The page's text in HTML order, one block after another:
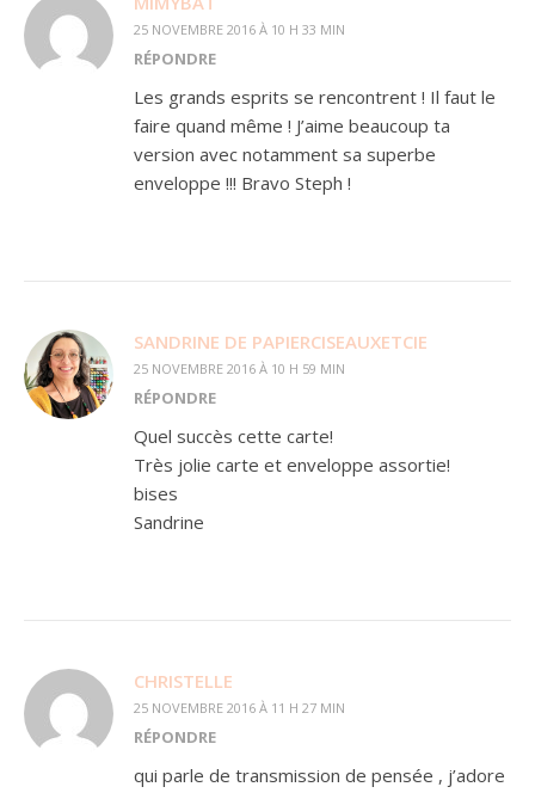
25 NOVEMBRE 2016 À 10 H 33 MIN
RÉPONDRE
Les grands esprits se rencontrent ! Il faut le
faire quand même ! J’aime beaucoup ta
version avec notamment sa superbe
enveloppe !!! Bravo Steph !
SANDRINE DE PAPIERCISEAUXETCIE
25 NOVEMBRE 2016 À 10 H 59 MIN
RÉPONDRE
Quel succès cette carte!
Très jolie carte et enveloppe assortie!
bises
Sandrine
CHRISTELLE
25 NOVEMBRE 2016 À 11 H 27 MIN
RÉPONDRE
qui parle de transmission de pensée , j’adore